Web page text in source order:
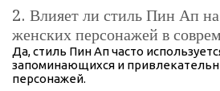
2. Влияет ли стиль Пин Ап на
женских персонажей в
Да, стиль Пин Ап часто
запоминающихся и
персонажей.